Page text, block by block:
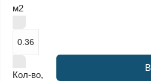
м2
Кол-во,